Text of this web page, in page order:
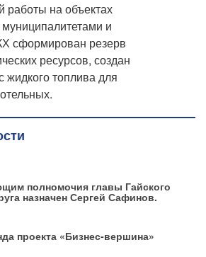
работы на объектах
и
сформирован резерв
ресурсов, создан
жидкого топлива для
полномочия главы Гайского
назначен Сергей Сафинов.
проекта «Бизнес‑вершина»